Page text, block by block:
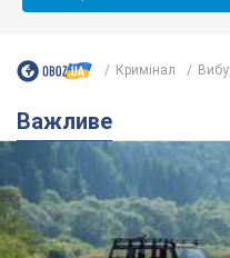
Кримінал
Важливе